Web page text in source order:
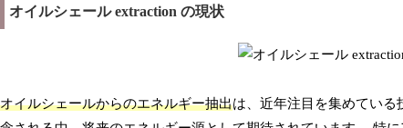
オイルシェール extraction の現状
オイルシェールからのエネルギー抽出は、近年注目を集めてい